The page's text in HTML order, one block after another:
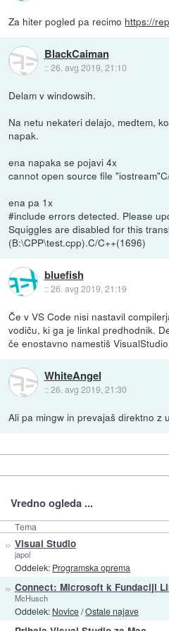
Za hiter pogled pa recimo https://
BlackCaiman
::26. avg 2019, 21:10
Delam v windowsih.
Na netu nekateri delajo, medtem,
napak.
ena napaka se pojavi 4x
cannot open source file
ena pa 1x
#include errors detected. Please
Squiggles are disabled for this
(B:\CPP\test.cpp).C/C++(1696)
bluefish
::26. avg 2019, 21:19
Če v VS Code nisi nastavil
vodiču, ki ga je linkal predhodnik.
če enostavno namestiš
WhiteAngel
::26. avg 2019, 21:30
Ali pa mingw in prevajaš direktno z
Vredno ogleda ...
Tema
» Visual Studio
japol
Oddelek: Programska oprema
» Connect: Microsoft k Fundaciji
McHusch
Oddelek: Novice/Ostale najave